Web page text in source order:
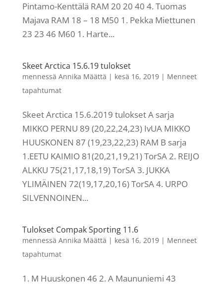
Pintamo-Kenttälä RAM 20 20 40 4. Tuomas
Majava RAM 18 – 18 M50 1. Pekka Miettunen
23 23 46 M60 1. Harte...
Skeet Arctica 15.6.19 tulokset
mennessä Annika Määttä | kesä 16, 2019| Menneet
tapahtumat
Skeet Arctica 15.6.2019 tulokset A sarja
MIKKO PERNU 89 (20,22,24,23) IvUA MIKKO
HUUSKONEN 87 (19,23,22,23) RAM B sarja
1.EETU KAIMIO 81(20,21,19,21) TorSA 2. REIJO
ALKKU 75(21,17,18,19) TorSA 3. JUKKA
YLIMÄINEN 72(19,17,20,16) TorSA 4. URPO
SILVENNOINEN...
Tulokset Compak Sporting 11.6
mennessä Annika Määttä | kesä 16, 2019| Menneet
tapahtumat
1. M Huuskonen 46 2. A Maununiemi 43